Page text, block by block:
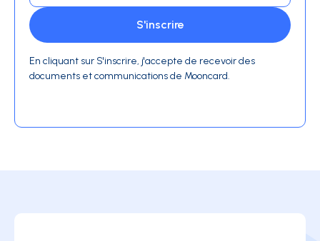
En cliquant sur S'inscrire, j'accepte de recevoir des
documents et communications de Mooncard.